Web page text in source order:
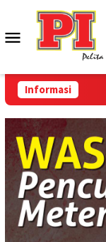
konten
Menu
Mobile
Informasi